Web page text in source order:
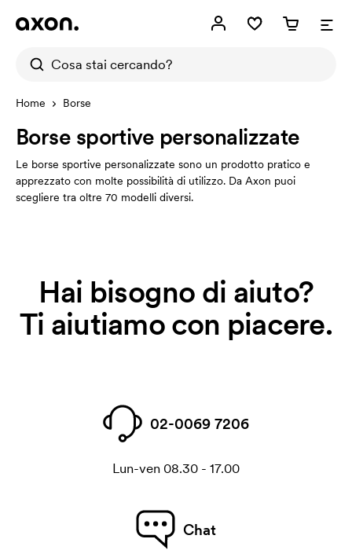
Home Borse
Borse sportive personalizzate
Le borse sportive personalizzate sono un prodotto pratico e
apprezzato con molte possibilità di utilizzo. Da Axon puoi
scegliere tra oltre 70 modelli diversi.
Hai bisogno di aiuto?
Ti aiutiamo con piacere.
02-0069 7206
Lun-ven 08.30 - 17.00
Chat